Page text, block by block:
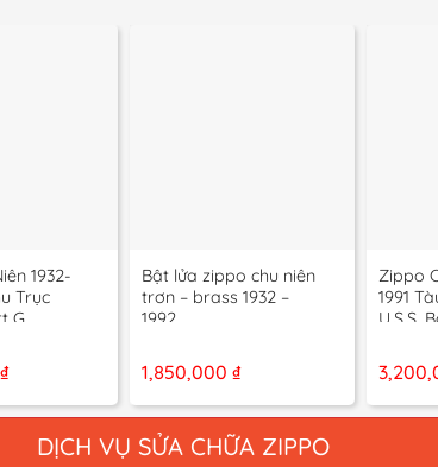
1932-
Trục
G.
₫
Bật lửa zippo chu niên
trơn – brass 1932 –
1992
1,850,000₫
Zippo
1991
U.S.S.
DỊCH VỤ SỬA CHỮA ZIPPO